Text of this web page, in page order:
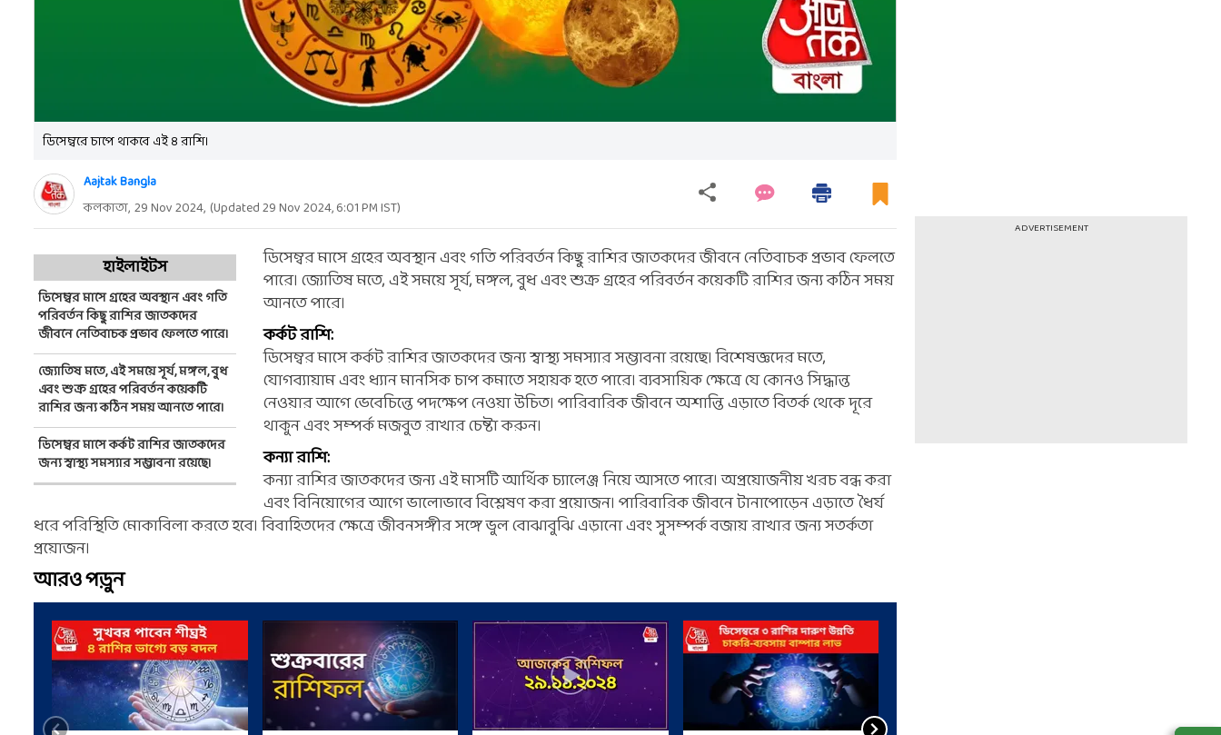
ডিসেম্বরে চাপে থাকবে এই ৪ রাশি।
Aajtak Bangla
কলকাতা, 29 Nov 2024, (Updated29 Nov 2024, 6:01 PMIST)
হাইলাইটস
ডিসেম্বর মাসে গ্রহের অবস্থান এবং গতি
পরিবর্তন কিছু রাশির জাতকদের
জীবনে নেতিবাচক প্রভাব ফেলতে পারে।
জ্যোতিষ মতে, এই সময়ে সূর্য, মঙ্গল, বুধ
এবং শুক্র গ্রহের পরিবর্তন কয়েকটি
রাশির জন্য কঠিন সময় আনতে পারে।
ডিসেম্বর মাসে কর্কট রাশির জাতকদের
জন্য স্বাস্থ্য সমস্যার সম্ভাবনা রয়েছে।
ডিসেম্বর মাসে গ্রহের অবস্থান এবং গতি পরিবর্তন কিছু রাশির জাতকদের জীবনে নেতিবাচক প্রভাব ফেলতে
পারে। জ্যোতিষ মতে, এই সময়ে সূর্য, মঙ্গল, বুধ এবং শুক্র গ্রহের পরিবর্তন কয়েকটি রাশির জন্য কঠিন সময়
আনতে পারে।
কর্কট রাশি:
ডিসেম্বর মাসে কর্কট রাশির জাতকদের জন্য স্বাস্থ্য সমস্যার সম্ভাবনা রয়েছে। বিশেষজ্ঞদের মতে,
যোগব্যায়াম এবং ধ্যান মানসিক চাপ কমাতে সহায়ক হতে পারে। ব্যবসায়িক ক্ষেত্রে যে কোনও সিদ্ধান্ত
নেওয়ার আগে ভেবেচিন্তে পদক্ষেপ নেওয়া উচিত। পারিবারিক জীবনে অশান্তি এড়াতে বিতর্ক থেকে দূরে
থাকুন এবং সম্পর্ক মজবুত রাখার চেষ্টা করুন।
কন্যা রাশি:
কন্যা রাশির জাতকদের জন্য এই মাসটি আর্থিক চ্যালেঞ্জ নিয়ে আসতে পারে। অপ্রয়োজনীয় খরচ বন্ধ করা
এবং বিনিয়োগের আগে ভালোভাবে বিশ্লেষণ করা প্রয়োজন। পারিবারিক জীবনে টানাপোড়েন এড়াতে ধৈর্য
ধরে পরিস্থিতি মোকাবিলা করতে হবে। বিবাহিতদের ক্ষেত্রে জীবনসঙ্গীর সঙ্গে ভুল বোঝাবুঝি এড়ানো এবং সুসম্পর্ক বজায় রাখার জন্য সতর্কতা
প্রয়োজন।
আরও পড়ুন
ADVERTISEMENT